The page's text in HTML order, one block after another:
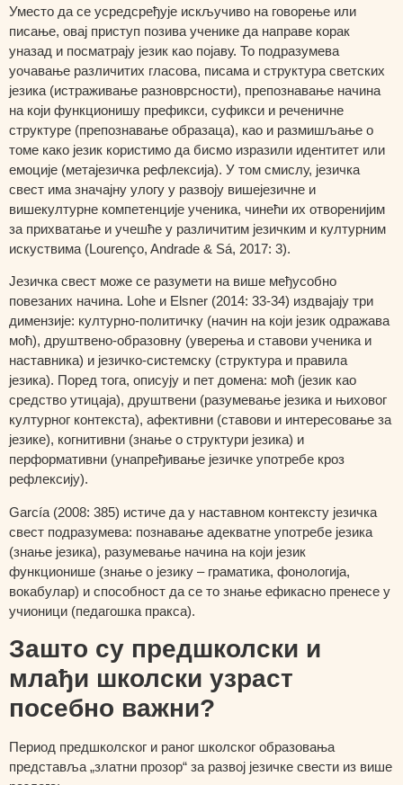
Уместо да се усредсређује искључиво на говорење или
писање, овај приступ позива ученике да направе корак
уназад и посматрају језик као појаву. То подразумева
уочавање различитих гласова, писама и структура светских
језика (истраживање разноврсности), препознавање начина
на који функционишу префикси, суфикси и реченичне
структуре (препознавање образаца), као и размишљање о
томе како језик користимо да бисмо изразили идентитет или
емоције (метајезичка рефлексија). У том смислу, језичка
свест има значајну улогу у развоју вишејезичне и
вишекултурне компетенције ученика, чинећи их отворенијим
за прихватање и учешће у различитим језичким и културним
искуствима (Lourenço, Andrade & Sá, 2017: 3).
Језичка свест може се разумети на више међусобно
повезаних начина. Lohe и Elsner (2014: 33-34) издвајају три
димензије: културно-политичку (начин на који језик одражава
моћ), друштвено-образовну (уверења и ставови ученика и
наставника) и језичко-системску (структура и правила
језика). Поред тога, описују и пет домена: моћ (језик као
средство утицаја), друштвени (разумевање језика и њиховог
културног контекста), афективни (ставови и интересовање за
језике), когнитивни (знање о структури језика) и
перформативни (унапређивање језичке употребе кроз
рефлексију).
García (2008: 385) истиче да у наставном контексту језичка
свест подразумева: познавање адекватне употребе језика
(знање језика), разумевање начина на који језик
функционише (знање о језику – граматика, фонологија,
вокабулар) и способност да се то знање ефикасно пренесе у
учионици (педагошка пракса).
Зашто су предшколски и
млађи школски узраст
посебно важни?
Период предшколског и раног школског образовања
представља „златни прозор“ за развој језичке свести из више